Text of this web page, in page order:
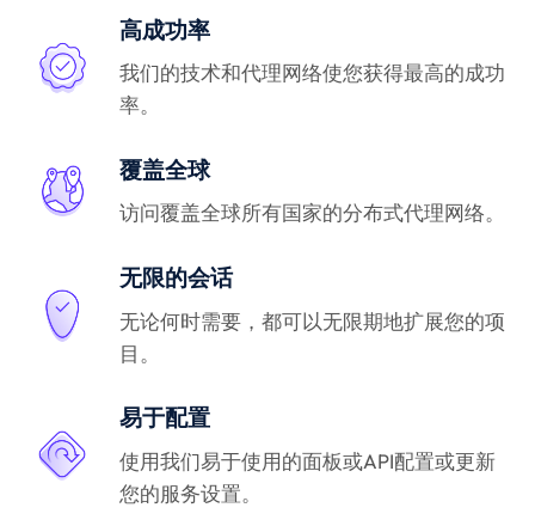
高成功率
我们的技术和代理网络使您获得最高的成功
率。
覆盖全球
访问覆盖全球所有国家的分布式代理网络。
无限的会话
无论何时需要，都可以无限期地扩展您的项
目。
易于配置
使用我们易于使用的面板或API配置或更新
您的服务设置。